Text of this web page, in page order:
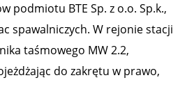
podmiotu BTE Sp. z o.o. Sp.k.,
spawalniczych. W rejonie stacji
taśmowego MW 2.2,
do zakrętu w prawo,